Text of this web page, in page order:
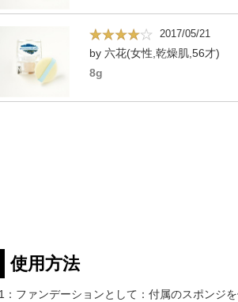
2017/05/21
by 六花(女性,乾燥肌,56才)
8g
使用方法
1：ファンデーションとして：付属のスポンジ